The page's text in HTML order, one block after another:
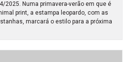
2025. Numa primavera-verão em que é
print, a estampa leopardo, com as
marcará o estilo para a próxima